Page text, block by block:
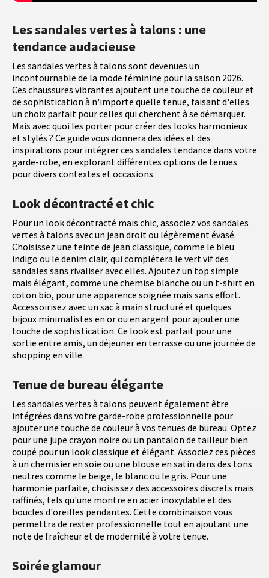
Les sandales vertes à talons : une
tendance audacieuse
Les sandales vertes à talons sont devenues un
incontournable de la mode féminine pour la saison 2026.
Ces chaussures vibrantes ajoutent une touche de couleur et
de sophistication à n'importe quelle tenue, faisant d'elles
un choix parfait pour celles qui cherchent à se démarquer.
Mais avec quoi les porter pour créer des looks harmonieux
et stylés ? Ce guide vous donnera des idées et des
inspirations pour intégrer ces sandales tendance dans votre
garde-robe, en explorant différentes options de tenues
pour divers contextes et occasions.
Look décontracté et chic
Pour un look décontracté mais chic, associez vos sandales
vertes à talons avec un jean droit ou légèrement évasé.
Choisissez une teinte de jean classique, comme le bleu
indigo ou le denim clair, qui complétera le vert vif des
sandales sans rivaliser avec elles. Ajoutez un top simple
mais élégant, comme une chemise blanche ou un t-shirt en
coton bio, pour une apparence soignée mais sans effort.
Accessoirisez avec un sac à main structuré et quelques
bijoux minimalistes en or ou en argent pour ajouter une
touche de sophistication. Ce look est parfait pour une
sortie entre amis, un déjeuner en terrasse ou une journée de
shopping en ville.
Tenue de bureau élégante
Les sandales vertes à talons peuvent également être
intégrées dans votre garde-robe professionnelle pour
ajouter une touche de couleur à vos tenues de bureau. Optez
pour une jupe crayon noire ou un pantalon de tailleur bien
coupé pour un look classique et élégant. Associez ces pièces
à un chemisier en soie ou une blouse en satin dans des tons
neutres comme le beige, le blanc ou le gris. Pour une
harmonie parfaite, choisissez des accessoires discrets mais
raffinés, tels qu'une montre en acier inoxydable et des
boucles d'oreilles pendantes. Cette combinaison vous
permettra de rester professionnelle tout en ajoutant une
note de fraîcheur et de modernité à votre tenue.
Soirée glamour